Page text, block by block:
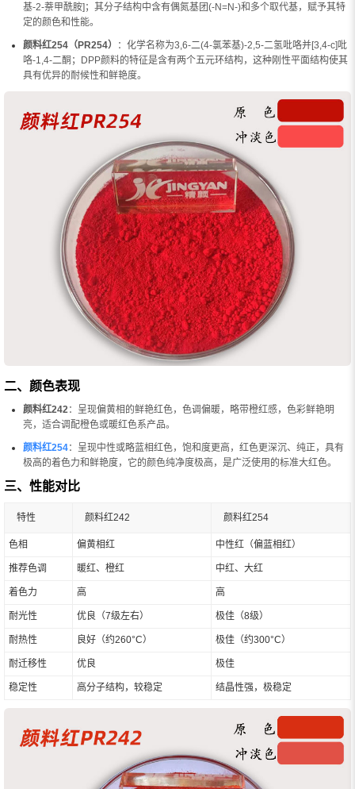
基-2-萘甲酰胺]；其分子结构中含有偶氮基团(-N=N-)和多个取代基，赋予其特
定的颜色和性能。
颜料红254（PR254）
：化学名称为3,6-二(4-氯苯基)-2,5-二氢吡咯并[3,4-c]吡
咯-1,4-二酮；DPP颜料的特征是含有两个五元环结构，这种刚性平面结构使其
具有优异的耐候性和鲜艳度。
二、颜色表现
颜料红242：呈现偏黄相的鲜艳红色，色调偏暖，略带橙红感，色彩鲜艳明
亮，适合调配橙色或暖红色系产品。
颜料红254：呈现中性或略蓝相红色，饱和度更高，红色更深沉、纯正，具有
极高的着色力和鲜艳度，它的颜色纯净度极高，是广泛使用的标准大红色。
三、性能对比
特性 颜料红242 颜料红254
色相 偏黄相红 中性红（偏蓝相红）
推荐色调 暖红、橙红 中红、大红
着色力 高 高
耐光性 优良（7级左右） 极佳（8级）
耐热性 良好（约260°C） 极佳（约300°C）
耐迁移性 优良 极佳
稳定性 高分子结构，较稳定 结晶性强，极稳定